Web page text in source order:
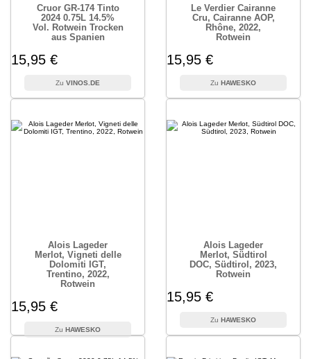
Cruor GR-174 Tinto
2024 0.75L 14.5%
Vol. Rotwein Trocken
aus Spanien
15,95 €
VINOS.DE
Le Verdier Cairanne
Cru, Cairanne AOP,
Rhône, 2022,
Rotwein
15,95 €
HAWESKO
Alois Lageder
Merlot, Vigneti delle
Dolomiti IGT,
Trentino, 2022,
Rotwein
15,95 €
HAWESKO
Alois Lageder
Merlot, Südtirol
DOC, Südtirol, 2023,
Rotwein
15,95 €
HAWESKO